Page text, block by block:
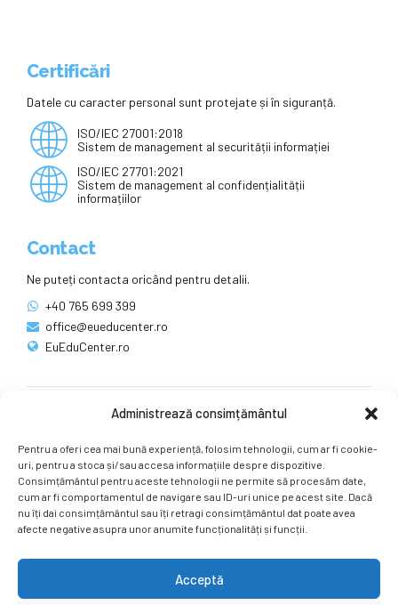
Administrează consimțământul
Pentru a oferi cea mai bună experiență, folosim tehnologii, cum ar fi cookie-
uri, pentru a stoca și/sau accesa informațiile despre dispozitive.
Consimțământul pentru aceste tehnologii ne permite să procesăm date,
cum ar fi comportamentul de navigare sau ID-uri unice pe acest site. Dacă
nu îți dai consimțământul sau îți retragi consimțământul dat poate avea
afecte negative asupra unor anumite funcționalități și funcții.
Acceptă
Certificări
Datele cu caracter personal sunt protejate și în siguranță.
ISO/IEC 27001:2018
Sistem de management al securității informației
ISO/IEC 27701:2021
Sistem de management al confidențialității
informațiilor
Contact
Ne puteți contacta oricând pentru detalii.
+40 765 699 399
office@eueducenter.ro
EuEduCenter.ro
Ne puteți găsi și pe rețelele sociale.